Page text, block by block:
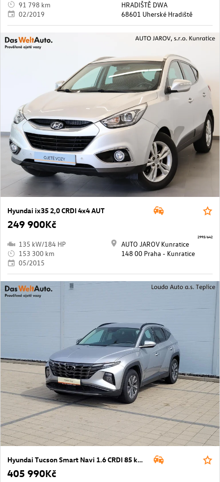
91 798 km
02/2019
HRADIŠTĚ DWA
68601 Uherské Hradiště
Hyundai ix35 2,0 CRDI 4x4 AUT
249 900Kč
135 kW/184 HP
153 300 km
05/2015
AUTO JAROV Kunratice
148 00 Praha - Kunratice
2995/642
Hyundai Tucson Smart Navi 1.6 CRDI 85 kW manuál ,
405 990Kč